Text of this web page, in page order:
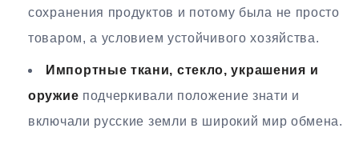
сохранения продуктов и потому была не просто
товаром, а условием устойчивого хозяйства.
Импортные ткани, стекло, украшения и
оружие подчеркивали положение знати и
включали русские земли в широкий мир обмена.